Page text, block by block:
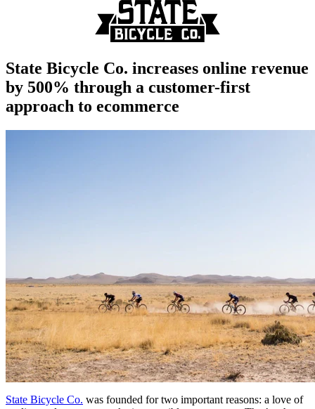
State Bicycle Co. increases online revenue
by 500% through a customer-first
approach to ecommerce
State Bicycle Co. was founded for two important reasons: a love of